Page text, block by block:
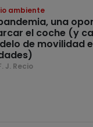
ambiente
una
el coche (y
de movilidad
J. Recio